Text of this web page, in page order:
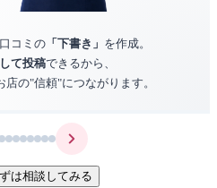
コミの 「下書き」 を作成。
て投稿できるから、
の"信頼"につながります。
は相談してみる